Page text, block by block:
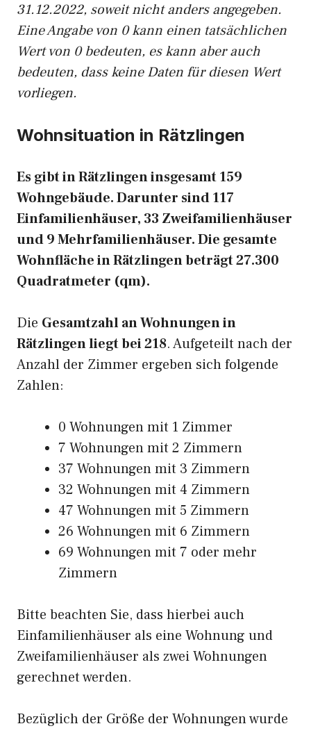
31.12.2022, soweit nicht anders angegeben.
Eine Angabe von 0 kann einen tatsächlichen
Wert von 0 bedeuten, es kann aber auch
bedeuten, dass keine Daten für diesen Wert
vorliegen.
Wohnsituation in Rätzlingen
Es gibt in Rätzlingen insgesamt 159
Wohngebäude. Darunter sind 117
Einfamilienhäuser, 33 Zweifamilienhäuser
und 9 Mehrfamilienhäuser. Die gesamte
Wohnfläche in Rätzlingen beträgt 27.300
Quadratmeter (qm).
Die Gesamtzahl an Wohnungen in
Rätzlingen liegt bei 218. Aufgeteilt nach der
Anzahl der Zimmer ergeben sich folgende
Zahlen:
0 Wohnungen mit 1 Zimmer
7 Wohnungen mit 2 Zimmern
37 Wohnungen mit 3 Zimmern
32 Wohnungen mit 4 Zimmern
47 Wohnungen mit 5 Zimmern
26 Wohnungen mit 6 Zimmern
69 Wohnungen mit 7 oder mehr
Zimmern
Bitte beachten Sie, dass hierbei auch
Einfamilienhäuser als eine Wohnung und
Zweifamilienhäuser als zwei Wohnungen
gerechnet werden.
Bezüglich der Größe der Wohnungen wurde